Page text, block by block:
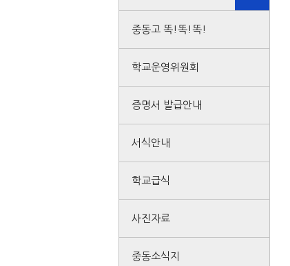
중동고 똑!똑!똑!
학교운영위원회
증명서 발급안내
서식안내
학교급식
사진자료
중동소식지